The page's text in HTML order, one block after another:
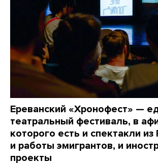
Ереванский «Хронофест» —
театральный фестиваль, в
которого есть и спектакли из
и работы эмигрантов, и
проекты